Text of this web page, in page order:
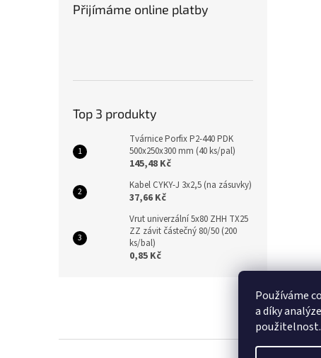
Používáme
a díky
použitelnost.
Přijímáme online platby
Top 3 produkty
Tvárnice Porfix P2-440 PDK
500x250x300 mm (40 ks/pal)
145,48 Kč
Kabel CYKY-J 3x2,5 (na zásuvky)
37,66 Kč
Vrut univerzální 5x80 ZHH TX25
ZZ závit částečný 80/50 (200
ks/bal)
0,85 Kč